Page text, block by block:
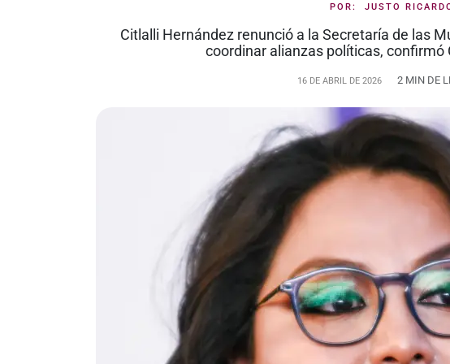
POR: JUSTO
Citlalli Hernández renunció a la Secretaría de las
coordinar alianzas políticas, confirmó
16 DE ABRIL DE 2026 2 MIN DE